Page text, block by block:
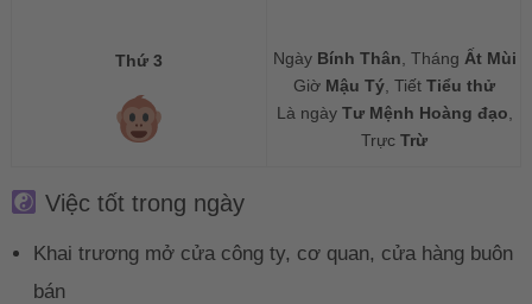
Thứ 3 Ngày Bính Thân , Tháng Ất Mùi
Giờ Mậu Tý , TiếtTiểu thử
Là ngày Tư Mệnh Hoàng đạo
TrựcTrừ
Việc tốt trong ngày
Khai trương mở cửa công ty, cơ quan, cửa hàng buôn
bán